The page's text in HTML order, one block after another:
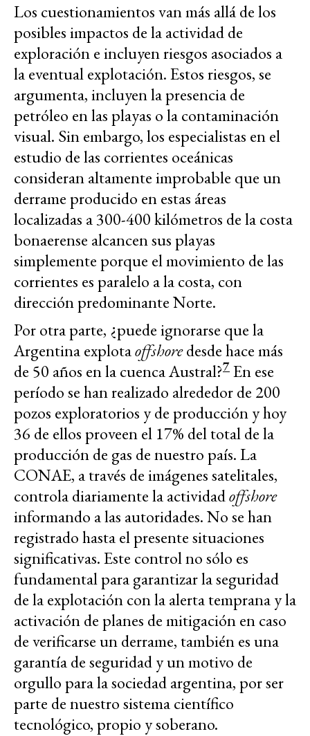
Los cuestionamientos van más allá de los
posibles impactos de la actividad de
exploración e incluyen riesgos asociados a
la eventual explotación. Estos riesgos, se
argumenta, incluyen la presencia de
petróleo en las playas o la contaminación
visual. Sin embargo, los especialistas en el
estudio de las corrientes oceánicas
consideran altamente improbable que un
derrame producido en estas áreas
localizadas a 300-400 kilómetros de la costa
bonaerense alcancen sus playas
simplemente porque el movimiento de las
corrientes es paralelo a la costa, con
dirección predominante Norte.
Por otra parte, ¿puede ignorarse que la
Argentina explotaoffshoredesde hace más
de 50 años en la cuenca Austral?7 En ese
período se han realizado alrededor de 200
pozos exploratorios y de producción y hoy
36 de ellos proveen el 17% del total de la
producción de gas de nuestro país. La
CONAE, a través de imágenes satelitales,
controla diariamente la actividadoffshore
informando a las autoridades. No se han
registrado hasta el presente situaciones
significativas. Este control no sólo es
fundamental para garantizar la seguridad
de la explotación con la alerta temprana y la
activación de planes de mitigación en caso
de verificarse un derrame, también es una
garantía de seguridad y un motivo de
orgullo para la sociedad argentina, por ser
parte de nuestro sistema científico
tecnológico, propio y soberano.